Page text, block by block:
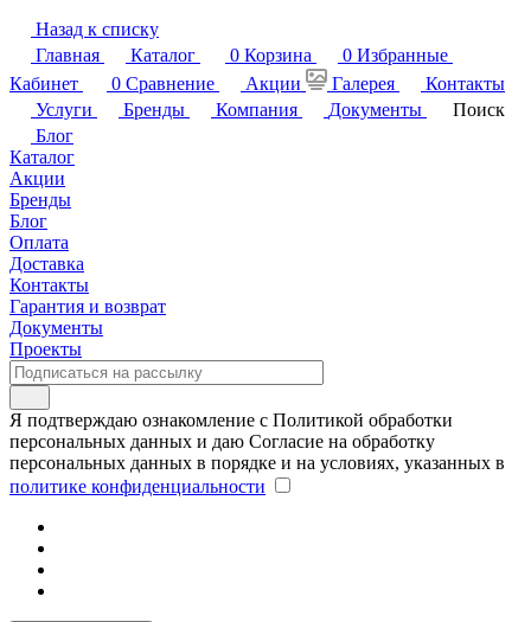
Назад к списку
Главная
Каталог 0 Корзина 0 Избранные
Кабинет
0 Сравнение Акции Галерея
Контакты
Услуги
Бренды Компания Документы
Поиск
Блог
Каталог
Акции
Бренды
Блог
Оплата
Доставка
Контакты
Гарантия и возврат
Документы
Проекты
Я подтверждаю ознакомление с Политикой обработки
персональных данных и даю Согласие на обработку
персональных данных в порядке и на условиях, указанных в
политике конфиденциальности